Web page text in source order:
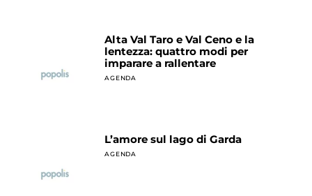
Alta Val Taro e Val Ceno e la
lentezza: quattro modi per
imparare a rallentare
AGENDA
L’amore sul lago di Garda
AGENDA